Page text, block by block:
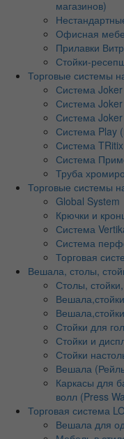
магазинов)
Офисная
Прилавки
Стойки-
Торговые системы
Система
Система
Система
Система Play
Система TRitix
Система
Труба
Торговые системы
Global System
Крючки и
Система
Система
Торговая
Вешала, столы,
Столы,
Стойки для
Стойки и
Стойки
Вешала
Каркасы для
волл (Press
Торговая система
Вешала для